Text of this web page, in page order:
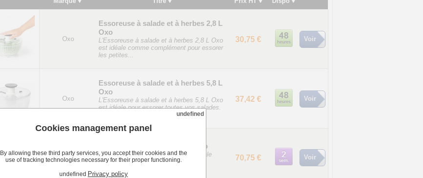
Oxo
Essoreuse à salade et à herbes 2,8 L
Oxo
L'Essoreuse à salade et à herbes 2,8 L Oxo
est idéale comme complément pour essorer
les petites...
30,75 € Voir
Oxo
Essoreuse à salade et à herbes 5,8 L
Oxo
L'Essoreuse à salade et à herbes 5,8 L Oxo
est idéale pour essorer toutes vos salades.
37,42 € Voir
Oxo
Essoreuse à salade en inox Oxo
Essoreuse à salade en inox Oxo, idéale
comme appoint dans une cuisine
70,75 € Voir
undefined
Cookies management panel
By allowing these third party services, you accept their cookies and the
use of tracking technologies necessary for their proper functioning.
undefined Privacy policy